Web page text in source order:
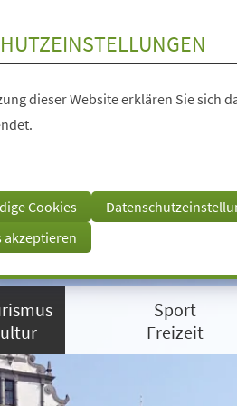
dieser Website erklären Sie sich
Cookies
akzeptieren
Sport
Freizeit